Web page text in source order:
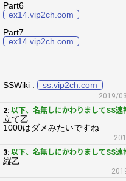
Part6
ex14.vip2ch.com
Part7
ex14.vip2ch.com
SSWiki : ss.vip2ch.com
2019/
2: 以下、名無しにかわりましてSS
立て乙
1000はダメみたいですね
3: 以下、名無しにかわりましてSS
縦乙